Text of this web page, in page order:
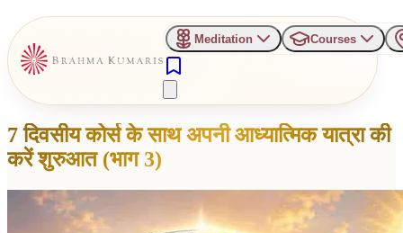
Meditation Courses
7 दिवसीय कोर्स के साथ अपनी आध्यात्मिक यात्रा की
करें शुरुआत (भाग 3)